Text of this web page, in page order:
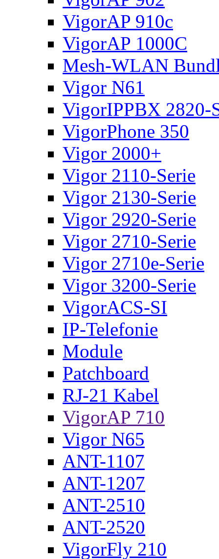
VigorAP 910c
VigorAP 1000C
Mesh-WLAN
Vigor N61
VigorIPPBX 2820-
VigorPhone 350
Vigor 2000+
Vigor 2110-Serie
Vigor 2130-Serie
Vigor 2920-Serie
Vigor 2710-Serie
Vigor 2710e-Serie
Vigor 3200-Serie
VigorACS-SI
IP-Telefonie
Module
Patchboard
RJ-21 Kabel
VigorAP 710
Vigor N65
ANT-1107
ANT-1207
ANT-2510
ANT-2520
VigorFly 210